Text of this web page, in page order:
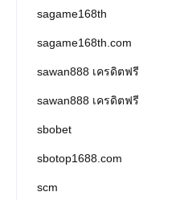
sagame168th
sagame168th.com
sawan888 เครดิตฟรี
sawan888 เครดิตฟรี
sbobet
sbotop1688.com
scm